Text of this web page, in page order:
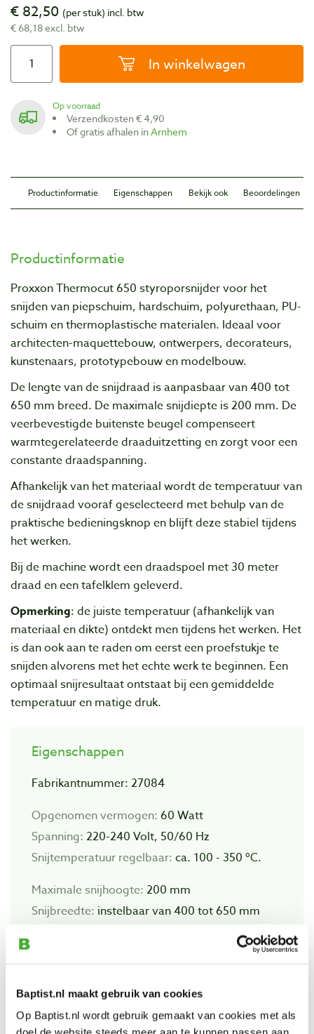
Baptist.nl maakt gebruik van cookies
Op Baptist.nl wordt gebruik gemaakt van cookies met als
€ 82,50 (per stuk) incl. btw
€ 68,18 excl. btw
In winkelwagen
Op voorraad
Verzendkosten € 4,90
Of gratis afhalen inArnhem
Productinformatie Eigenschappen Bekijk ook Beoordelingen
Productinformatie
Proxxon Thermocut 650 styroporsnijder voor het
snijden van piepschuim, hardschuim, polyurethaan, PU-
schuim en thermoplastische materialen. Ideaal voor
architecten-maquettebouw, ontwerpers, decorateurs,
kunstenaars, prototypebouw en modelbouw.
De lengte van de snijdraad is aanpasbaar van 400 tot
650 mm breed. De maximale snijdiepte is 200 mm. De
veerbevestigde buitenste beugel compenseert
warmtegerelateerde draaduitzetting en zorgt voor een
constante draadspanning.
Afhankelijk van het materiaal wordt de temperatuur van
de snijdraad vooraf geselecteerd met behulp van de
praktische bedieningsknop en blijft deze stabiel tijdens
het werken.
Bij de machine wordt een draadspoel met 30 meter
draad en een tafelklem geleverd.
Opmerking: de juiste temperatuur (afhankelijk van
materiaal en dikte) ontdekt men tijdens het werken. Het
is dan ook aan te raden om eerst een proefstukje te
snijden alvorens met het echte werk te beginnen. Een
optimaal snijresultaat ontstaat bij een gemiddelde
temperatuur en matige druk.
Eigenschappen
Fabrikantnummer: 27084
Opgenomen vermogen: 60 Watt
Spanning: 220-240 Volt, 50/60 Hz
Snijtemperatuur regelbaar: ca. 100 - 350 ºC.
Maximale snijhoogte: 200 mm
Snijbreedte: instelbaar van 400 tot 650 mm
Inclusief:
- draadspoel 30 meter x Ø 0,2 mm